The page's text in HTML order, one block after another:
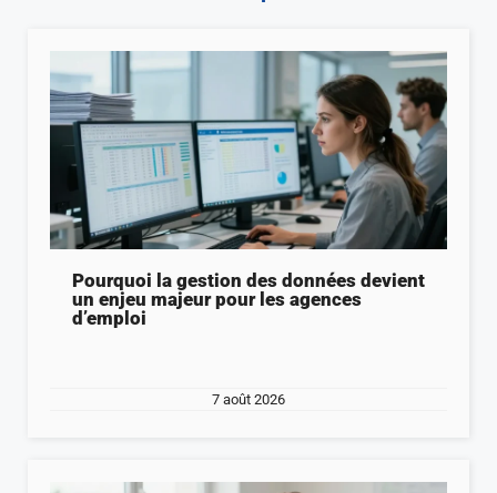
Pourquoi la gestion des données devient
un enjeu majeur pour les agences
d’emploi
7 août 2026